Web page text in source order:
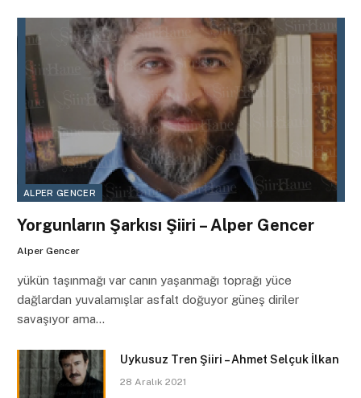
ALPER GENCER
Yorgunların Şarkısı Şiiri – Alper Gencer
Alper Gencer
yükün taşınmağı var canın yaşanmağı toprağı yüce
dağlardan yuvalamışlar asfalt doğuyor güneş diriler
savaşıyor ama…
Uykusuz Tren Şiiri – Ahmet Selçuk İlkan
28 Aralık 2021